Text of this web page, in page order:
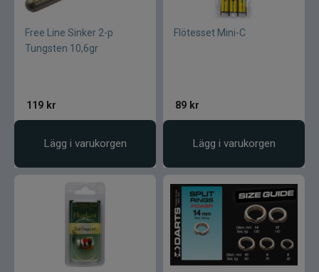
Free Line Sinker 2-p
Tungsten 10,6gr
119 kr
Lägg i varukorgen
Flötesset Mini-C
89 kr
Lägg i varukorgen